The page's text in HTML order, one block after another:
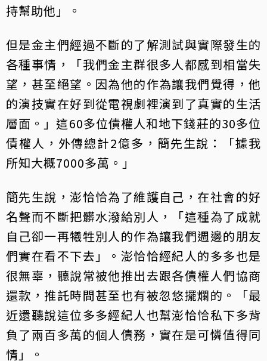
持幫助他」。
但是金主們經過不斷的了解測試與實際發生的
各種事情，「我們金主群很多人都感到相當失
望，甚至絕望。因為他的作為讓我們覺得，他
的演技實在好到從電視劇裡演到了真實的生活
層面。」這60多位債權人和地下錢莊的30多位
債權人，外傳總計2億多，簡先生說：「據我
所知大概7000多萬。」
簡先生說，澎恰恰為了維護自己，在社會的好
名聲而不斷把髒水潑給別人，「這種為了成就
自己卻一再犧牲別人的作為讓我們週邊的朋友
們實在看不下去」。澎恰恰經紀人的多多也是
很無辜，聽說常被他推出去跟各債權人們協商
還款，推託時間甚至也有被忽悠擺爛的。「最
近還聽說這位多多經紀人也幫澎恰恰私下多背
負了兩百多萬的個人債務，實在是可憐值得同
情」。